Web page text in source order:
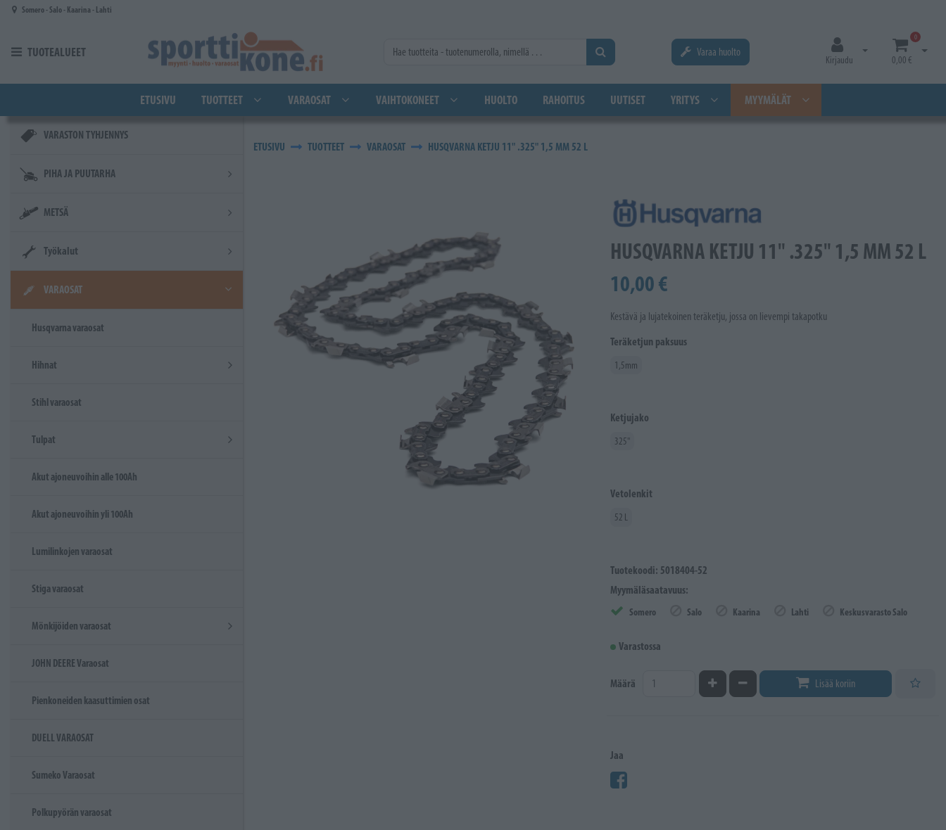
Siirry pääsisältöön
Somero - Salo - Kaarina - Lahti
TUOTEALUEET Varaa huolto
Kirjaudu
Avaa kirjautuminen
0
0,00 €
Avaa
ETUSIVU TUOTTEET VARAOSAT VAIHTOKONEET HUOLTO RAHOITUS UUTISET YRITYS MYYMÄLÄT
VARASTON TYHJENNYS
PIHA JA PUUTARHA
METSÄ
Työkalut
VARAOSAT
Husqvarna varaosat
Hihnat
Stihl varaosat
Tulpat
Akut ajoneuvoihin alle 100Ah
Akut ajoneuvoihin yli 100Ah
Lumilinkojen varaosat
Stiga varaosat
Mönkijöiden varaosat
JOHN DEERE Varaosat
Pienkoneiden kaasuttimien osat
DUELL VARAOSAT
Sumeko Varaosat
Polkupyörän varaosat
ETUSIVU TUOTTEET VARAOSAT HUSQVARNA KETJU 11" .325" 1,5 MM 52 L
HUSQVARNA KETJU 11" .325" 1,5 MM 52 L
10,00 €
Kestävä ja lujatekoinen teräketju, jossa on lievempi takapotku
Teräketjun paksuus
1,5mm
Ketjujako
325"
Vetolenkit
52 L
Tuotekoodi: 5018404-52
Myymäläsaatavuus:
Somero Salo Kaarina Lahti Keskusvarasto Salo
Varastossa
Määrä Kasvata määrääVähennä määrää Lisää koriin
Jaa